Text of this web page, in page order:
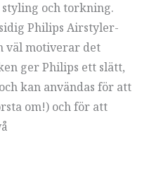
och torkning.
Philips Airstyler-
väl motiverar det
ger Philips ett slätt,
kan användas för att
om!) och för att